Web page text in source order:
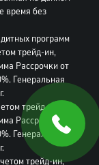
время без
программ
трейд-ин,
Рассрочки от
Генеральная
трейд-ин,
Рассрочки от
Генеральная
трейд-ин,